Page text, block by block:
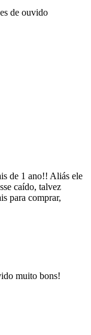
de ouvido
de 1 ano!! Aliás ele
caído, talvez
para comprar,
muito bons!